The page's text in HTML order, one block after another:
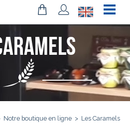
Notre boutique en ligne > Les Caramels